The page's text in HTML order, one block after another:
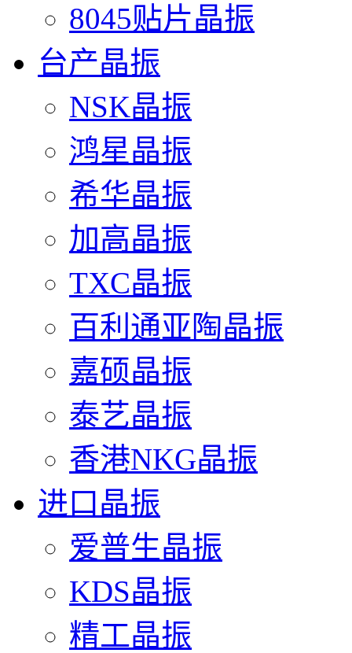
8045贴片晶振
台产晶振
NSK晶振
鸿星晶振
希华晶振
加高晶振
TXC晶振
百利通亚陶晶振
嘉硕晶振
泰艺晶振
香港NKG晶振
进口晶振
爱普生晶振
KDS晶振
精工晶振